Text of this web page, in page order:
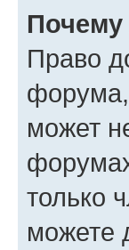
Почему
Право
форума,
может
только
можете